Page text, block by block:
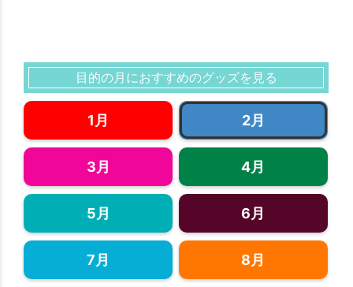
目的の月におすすめのグッズを見る
1月 2月
3月 4月
5月 6月
7月 8月